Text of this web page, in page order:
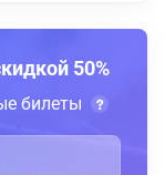
50%
билеты